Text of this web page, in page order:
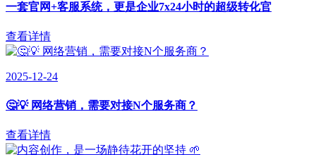
一套官网+客服系统，更是企业7x24小时的超级转化官
查看详情
2025-12-24
🤔💡 网络营销，需要对接N个服务商？
查看详情